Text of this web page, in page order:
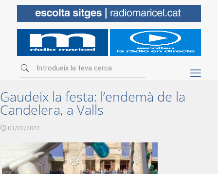
Gaudeix la festa: l’endemà de la
Candelera, a Valls
03/02/2022